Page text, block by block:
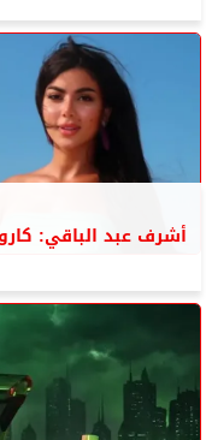
أشرف عبد الباقي: